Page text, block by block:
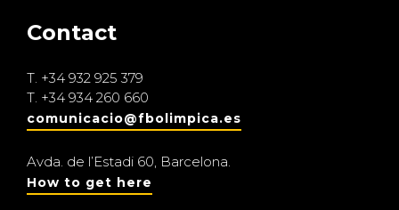
Contact
T. +34 932 925 379
T. +34 934 260 660
comunicacio@fbolimpica.es
Avda. de l’Estadi 60, Barcelona.
How to get here